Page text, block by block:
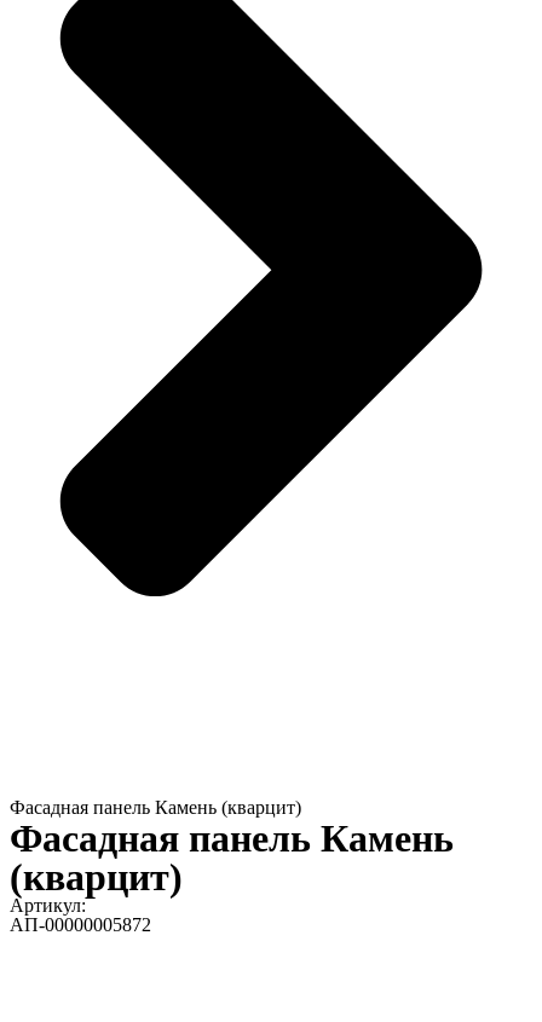
Фасадная панель Камень (кварцит)
Фасадная панель Камень
(кварцит)
Артикул:
АП-00000005872